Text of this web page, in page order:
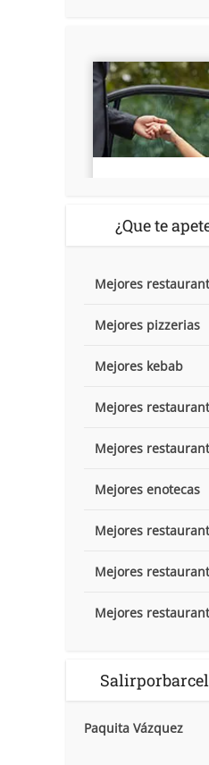
¿Que te
Mejores
Mejores pizzerias
Mejores kebab
Mejores
Mejores
Mejores enotecas
Mejores
Mejores
Mejores
Paquita Vázquez